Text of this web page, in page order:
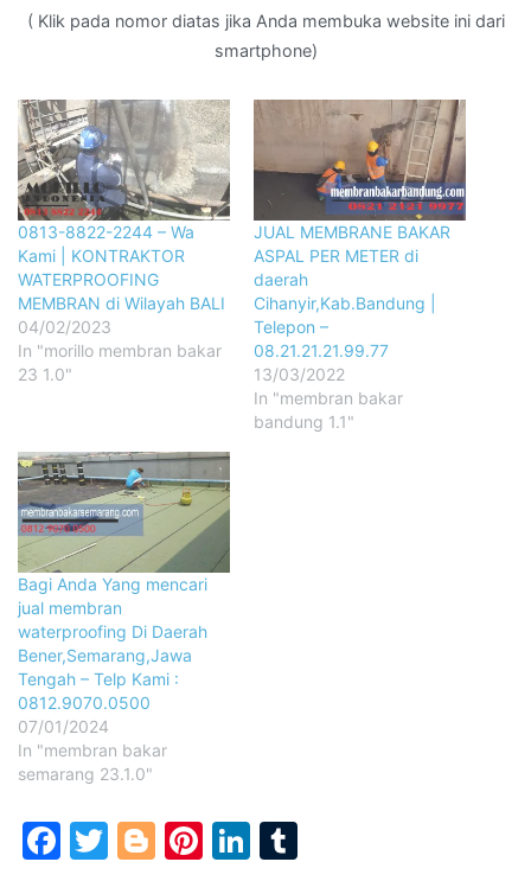
( Klik pada nomor diatas jika Anda membuka website ini dari
smartphone)
0813-8822-2244 – Wa
Kami | KONTRAKTOR
WATERPROOFING
MEMBRAN di Wilayah BALI
04/02/2023
In "morillo membran bakar
23 1.0"
JUAL MEMBRANE BAKAR
ASPAL PER METER di
daerah
Cihanyir,Kab.Bandung |
Telepon –
08.21.21.21.99.77
13/03/2022
In "membran bakar
bandung 1.1"
Bagi Anda Yang mencari
jual membran
waterproofing Di Daerah
Bener,Semarang,Jawa
Tengah – Telp Kami :
0812.9070.0500
07/01/2024
In "membran bakar
semarang 23.1.0"
Facebook
Twitter
Blogger
Pinterest
LinkedIn